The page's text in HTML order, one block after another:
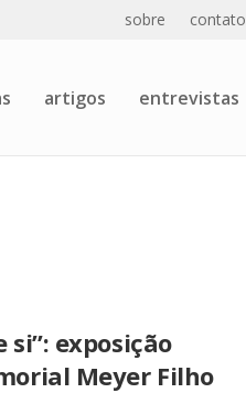
sobre contato
artigos entrevistas
exposição
Meyer Filho